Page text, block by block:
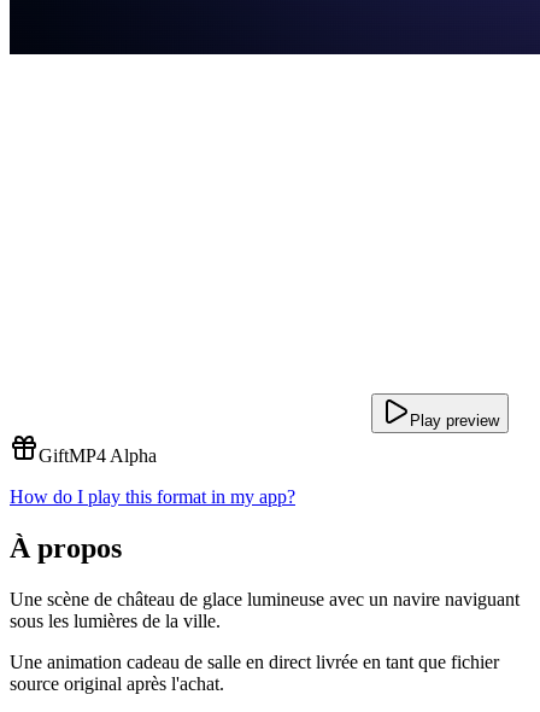
Play preview
GiftMP4 Alpha
How do I play this format in my app?
À propos
Une scène de château de glace lumineuse avec un navire naviguant
sous les lumières de la ville.
Une animation cadeau de salle en direct livrée en tant que fichier
source original après l'achat.